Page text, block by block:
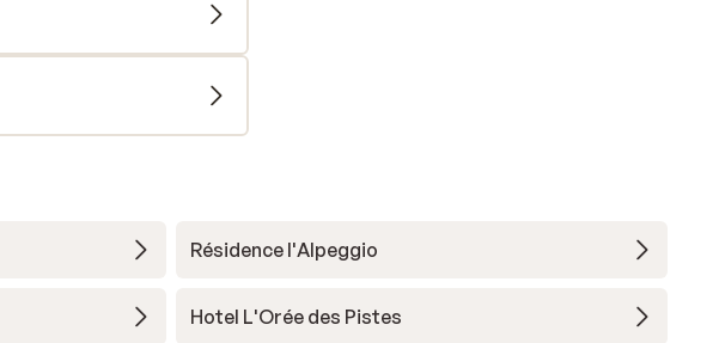
Résidence l'Alpeggio
Hotel L'Orée des Pistes